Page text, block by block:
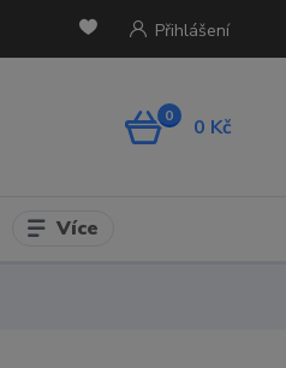
Přihlášení
0 0 Kč
Více